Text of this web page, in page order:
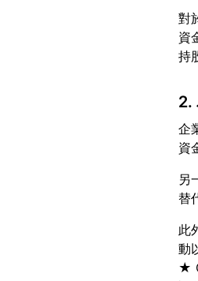
對
資
2.
企
另
此
動
★